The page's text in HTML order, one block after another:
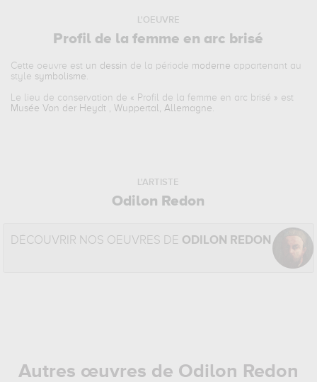
L'OEUVRE
Profil de la femme en arc brisé
Cette oeuvre est un dessin de la période moderne appartenant au
style symbolisme.
Le lieu de conservation de « Profil de la femme en arc brisé » est
Musée Von der Heydt , Wuppertal, Allemagne.
L'ARTISTE
Odilon Redon
DÉCOUVRIR NOS OEUVRES DE ODILON REDON
Autres œuvres de Odilon Redon